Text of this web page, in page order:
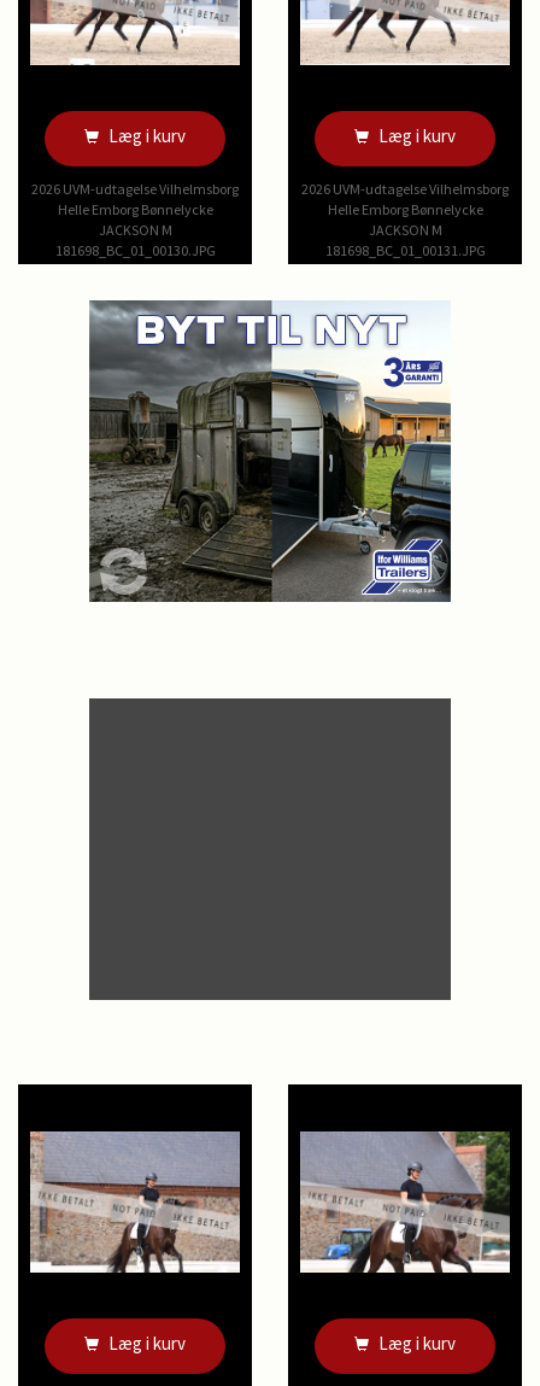
Læg i kurv
2026 UVM-udtagelse Vilhelmsborg
Helle Emborg Bønnelycke
JACKSON M
181698_BC_01_00130.JPG
Læg i kurv
2026 UVM-udtagelse Vilhelmsborg
Helle Emborg Bønnelycke
JACKSON M
181698_BC_01_00131.JPG
Læg i kurv Læg i kurv